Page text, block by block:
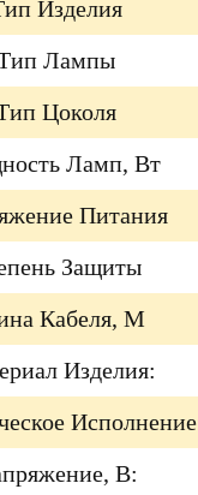
Изделия
Лампы
Цоколя
Ламп, Вт
Питания
Защиты
Кабеля, М
Изделия:
В: